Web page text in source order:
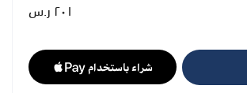
٢٠١ ر.س